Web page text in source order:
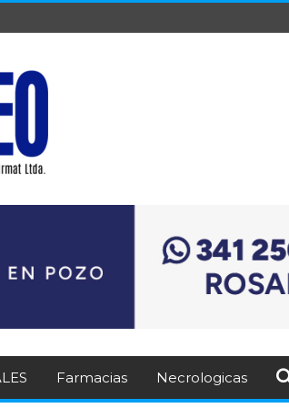
Farmacias Necrologicas